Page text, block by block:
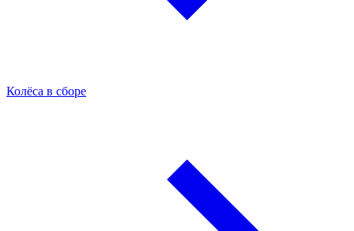
Колёса в сборе